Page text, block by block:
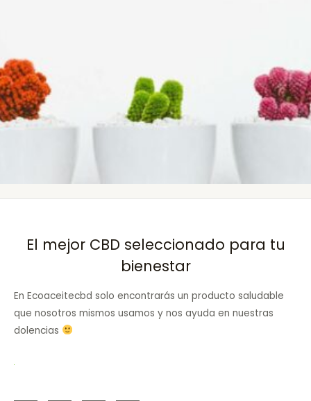
El mejor CBD seleccionado para tu
bienestar
En Ecoaceitecbd solo encontrarás un producto saludable
que nosotros mismos usamos y nos ayuda en nuestras
dolencias